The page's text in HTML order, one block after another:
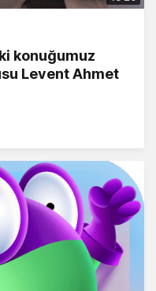
konuğumuz
Levent Ahmet